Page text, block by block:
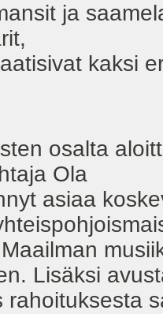
ja
kaksi
osalta
Ola
asiaa
Lisäksi
rahoituksesta